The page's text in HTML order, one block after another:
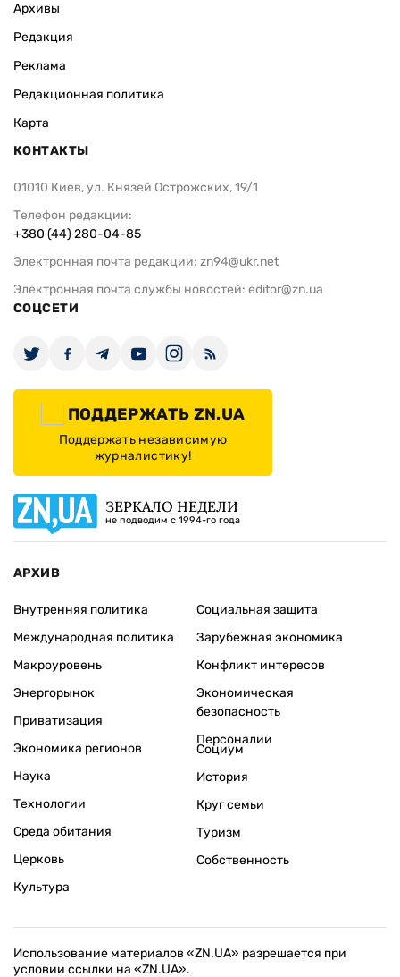
Архивы
Редакция
Реклама
Редакционная политика
Карта
КОНТАКТЫ
01010 Киев, ул. Князей Острожских, 19/1
Телефон редакции:
+380 (44) 280-04-85
Электронная почта редакции: zn94@ukr.net
Электронная почта службы новостей: editor@zn.ua
СОЦСЕТИ
ПОДДЕРЖАТЬ ZN.UA
Поддержать независимую
журналистику!
ЗЕРКАЛО НЕДЕЛИ
не подводим с 1994-го года
АРХИВ
Внутренняя политика
Международная политика
Макроуровень
Энергорынок
Приватизация
Экономика регионов
Социальная защита
Зарубежная экономика
Конфликт интересов
Экономическая
безопасность
Персоналии
Наука
Технологии
Среда обитания
Церковь
Культура
Социум
История
Круг семьи
Туризм
Собственность
Использование материалов «ZN.UA» разрешается при
условии ссылки на «ZN.UA».